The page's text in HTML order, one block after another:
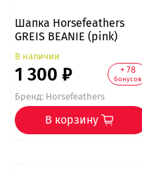
Шапка Horsefeathers
GREIS BEANIE (pink)
В наличии
1 300 ₽ + 78
бонусов
Бренд:Horsefeathers
В корзину